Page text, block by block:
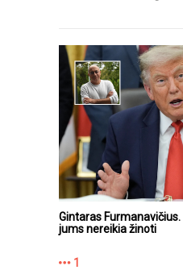
Gintaras
jums nereikia žinoti
1